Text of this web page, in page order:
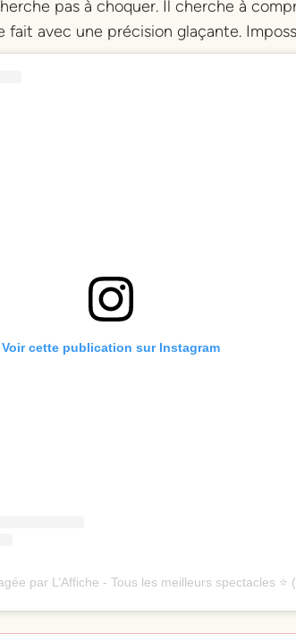
pas à choquer. Il cherche à
fait avec une précision glaçante.
Voir cette publication sur Instagram